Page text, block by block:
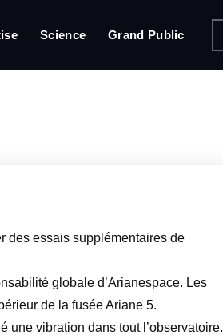
Science Grand Public
des essais supplémentaires de
globale d’Arianespace. Les
de la fusée Ariane 5.
une vibration dans tout l’observatoire.